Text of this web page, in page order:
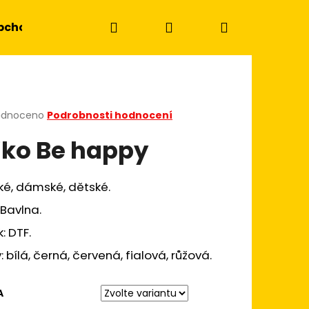
podmínky Kontakty
Hledat PřihlášeníNákupní
Podrobnosti hodnocení
Be happy
dámské, dětské.
DTF.
bílá, černá, červená, fialová, růžová.
Následující